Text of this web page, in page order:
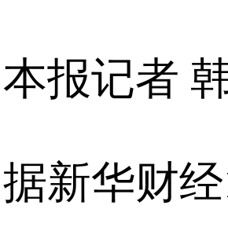
记者
华财经